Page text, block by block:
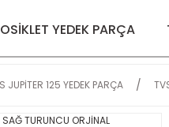
YEDEK PARÇA
JUPİTER 125 YEDEK PARÇA